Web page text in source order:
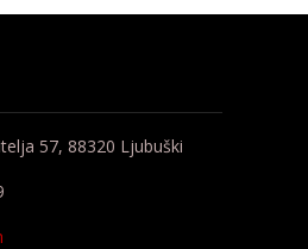
57, 88320 Ljubuški